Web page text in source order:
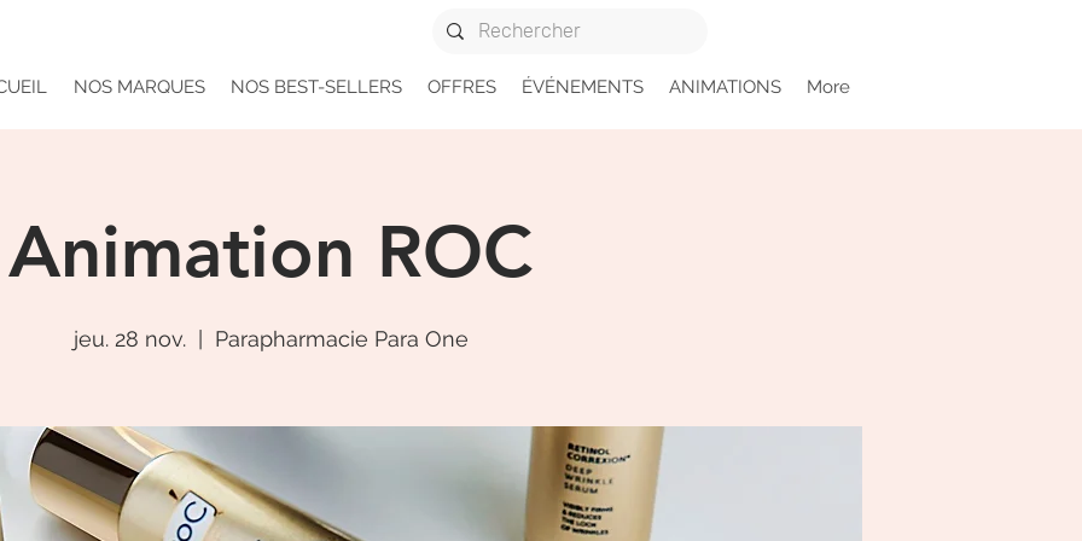
NOS MARQUES NOS BEST-SELLERS OFFRES ÉVÉNEMENTS ANIMATIONS More
Animation ROC
jeu. 28 nov.
  |
Parapharmacie Para One